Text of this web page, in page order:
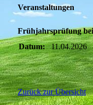
Veranstaltungen
Frühjahrsprüfung
Datum:
11.04.2026
Zurück zur Übersicht